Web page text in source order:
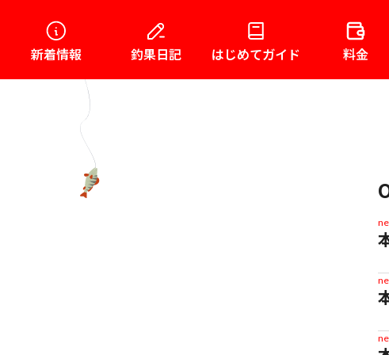
新着情報 釣果日記 はじめてガイド 料金